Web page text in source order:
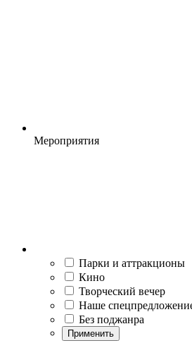
Мероприятия
Парки и аттракционы
Кино
Творческий вечер
Наше
Без поджанра
Применить